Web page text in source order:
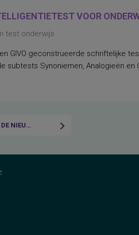
VOOR
test onderwijs
en GIVO geconstrueerde schriftelijke
subtests Synoniemen, Analogieën
INSCHRIJVEN VOOR DE NIEUWSBRIEF